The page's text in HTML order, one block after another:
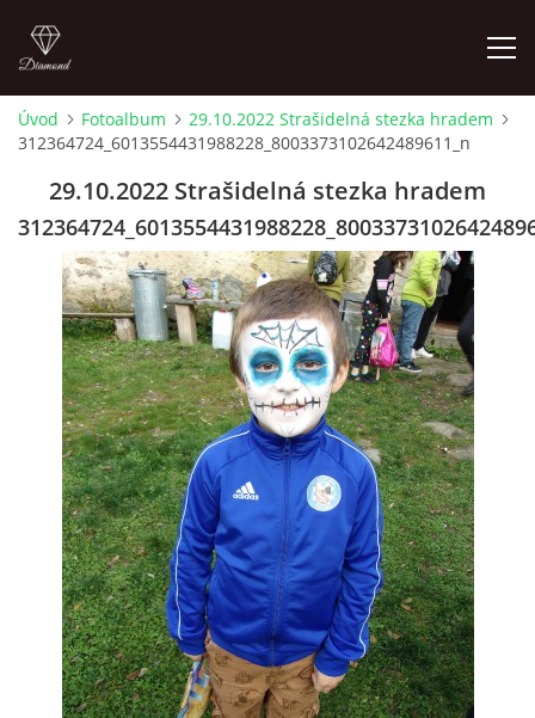
LETNÍ KINO NA HRADĚ 2022
ÚVOD
KONTAKT
FOTOALBUM
© 2026 eStránky.cz | RSS
Úvod Fotoalbum
29.10.2022 Strašidelná stezka hradem
312364724_6013554431988228_8003373102642489611_n
29.10.2022 Strašidelná stezka hradem